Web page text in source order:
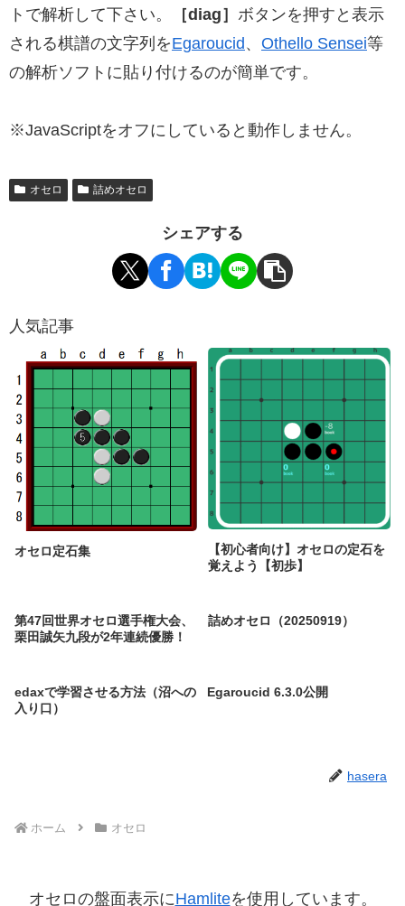
トで解析して下さい。
［diag］ ボタンを押すと表示
される棋譜の文字列をEgaroucid、 Othello Sensei等
の解析ソフトに貼り付けるのが簡単です。
※JavaScriptをオフにしていると動作しません。
オセロ 詰めオセロ
シェアする
人気記事
オセロ定石集
【初心者向け】オセロの定石を
覚えよう【初歩】
第47回世界オセロ選手権大会、
栗田誠矢九段が2年連続優勝！
詰めオセロ（20250919）
edaxで学習させる方法（沼への
入り口）
Egaroucid 6.3.0公開
hasera
ホーム オセロ
オセロの盤面表示にHamliteを使用しています。